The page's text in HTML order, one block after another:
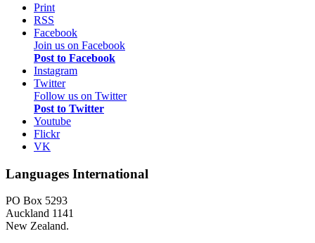
Print
RSS
Facebook
Join us on Facebook
Post to Facebook
Instagram
Twitter
Follow us on Twitter
Post to Twitter
Youtube
Flickr
VK
Languages International
PO Box 5293
Auckland 1141
New Zealand.